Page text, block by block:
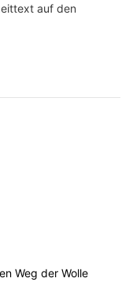
auf den
Weg der Wolle